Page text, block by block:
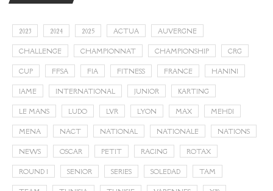
2023 2024 2025 ACTUA AUVERGNE
CHALLENGE CHAMPIONNAT CHAMPIONSHIP CRG
CUP FFSA FIA FITNESS FRANCE HANINI
IAME INTERNATIONAL JUNIOR KARTING
LE MANS LUDO LVR LYON MAX MEHDI
MENA NACT NATIONAL NATIONALE NATIONS
NEWS OSCAR PETIT RACING ROTAX
ROUND 1 SENIOR SERIES SOLEDAD TAM